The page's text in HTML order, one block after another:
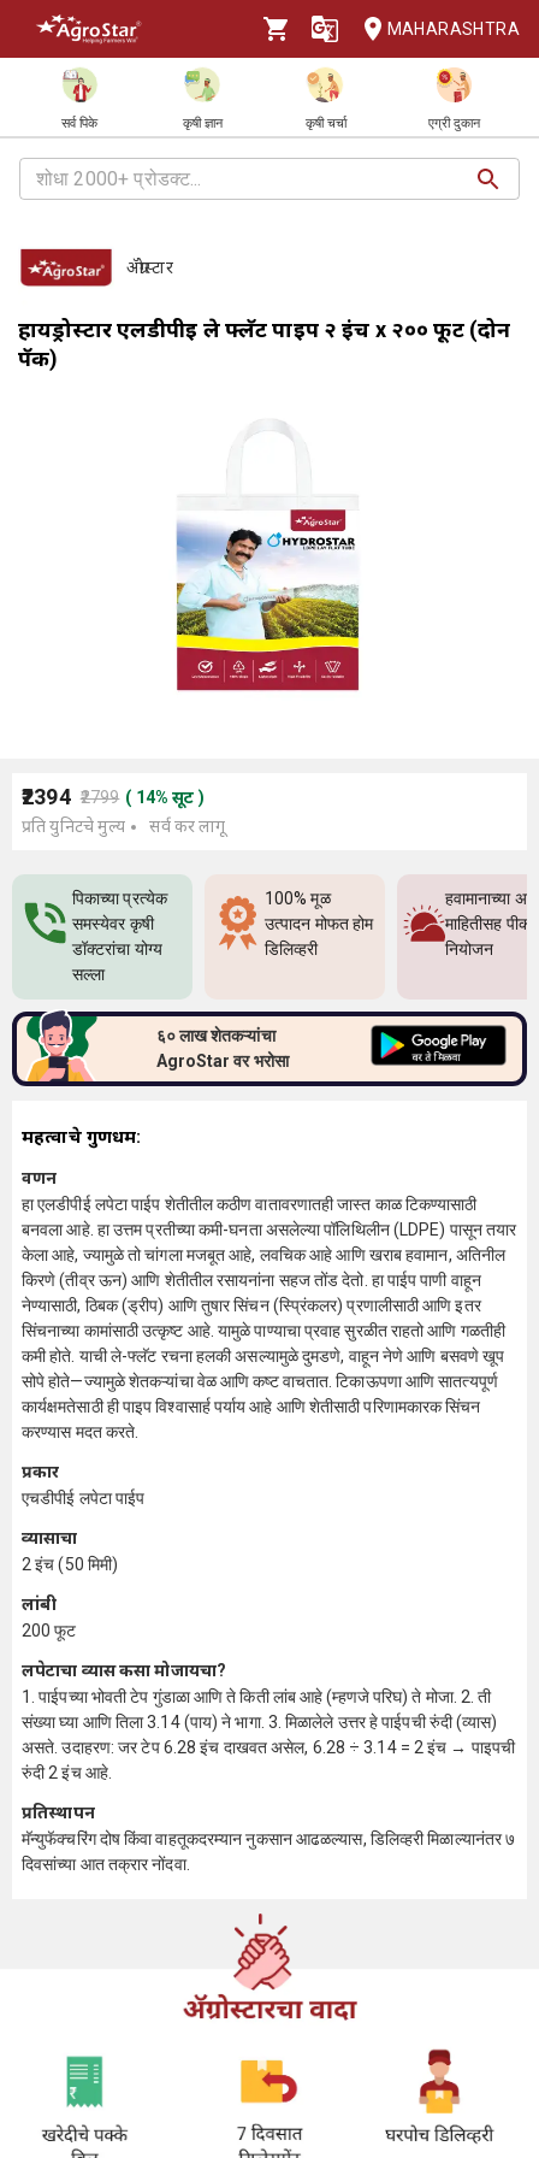
MAHARASHTRA
सर्व पिके कृषी ज्ञान कृषी चर्चा एग्री दुकान
ॲग्रोस्टार
हायड्रोस्टार एलडीपीई ले फ्लॅट पाईप २ इंच x २०० फूट (दोन
पॅक)
₹2394 ₹2799 ( 14% सूट )
प्रति युनिटचे मुल्य
सर्व कर लागू
पिकाच्या प्रत्येक
समस्येवर कृषी
डॉक्टरांचा योग्य
सल्ला
100% मूळ
उत्पादन मोफत होम
डिलिव्हरी
हवामानाच्या
माहितीसह पीक
नियोजन
६० लाख शेतकऱ्यांचा
AgroStar वर भरोसा
महत्वाचे गुणधर्म:
वर्णन
हा एलडीपीई लपेटा पाईप शेतीतील कठीण वातावरणातही जास्त काळ टिकण्यासाठी
बनवला आहे. हा उत्तम प्रतीच्या कमी-घनता असलेल्या पॉलिथिलीन (LDPE) पासून तयार
केला आहे, ज्यामुळे तो चांगला मजबूत आहे, लवचिक आहे आणि खराब हवामान, अतिनील
किरणे (तीव्र ऊन) आणि शेतीतील रसायनांना सहज तोंड देतो. हा पाईप पाणी वाहून
नेण्यासाठी, ठिबक (ड्रीप) आणि तुषार सिंचन (स्प्रिंकलर) प्रणालीसाठी आणि इतर
सिंचनाच्या कामांसाठी उत्कृष्ट आहे. यामुळे पाण्याचा प्रवाह सुरळीत राहतो आणि गळतीही
कमी होते. याची ले-फ्लॅट रचना हलकी असल्यामुळे दुमडणे, वाहून नेणे आणि बसवणे खूप
सोपे होते—ज्यामुळे शेतकऱ्यांचा वेळ आणि कष्ट वाचतात. टिकाऊपणा आणि सातत्यपूर्ण
कार्यक्षमतेसाठी ही पाइप विश्वासार्ह पर्याय आहे आणि शेतीसाठी परिणामकारक सिंचन
करण्यास मदत करते.
प्रकार
एचडीपीई लपेटा पाईप
व्यासाचा
2 इंच (50 मिमी)
लांबी
200 फूट
लपेटाचा व्यास कसा मोजायचा?
1. पाईपच्या भोवती टेप गुंडाळा आणि ते किती लांब आहे (म्हणजे परिघ) ते मोजा. 2. ती
संख्या घ्या आणि तिला 3.14 (पाय) ने भागा. 3. मिळालेले उत्तर हे पाईपची रुंदी (व्यास)
असते. उदाहरण: जर टेप 6.28 इंच दाखवत असेल, 6.28 ÷ 3.14 = 2 इंच → पाइपची
रुंदी 2 इंच आहे.
प्रतिस्थापन
मॅन्युफॅक्चरिंग दोष किंवा वाहतूकदरम्यान नुकसान आढळल्यास, डिलिव्हरी मिळाल्यानंतर ७
दिवसांच्या आत तक्रार नोंदवा.